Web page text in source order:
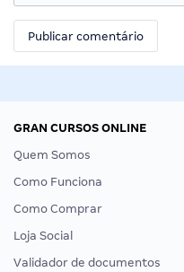
GRAN CURSOS ONLINE
Quem Somos
Como Funciona
Como Comprar
Loja Social
Validador de documentos